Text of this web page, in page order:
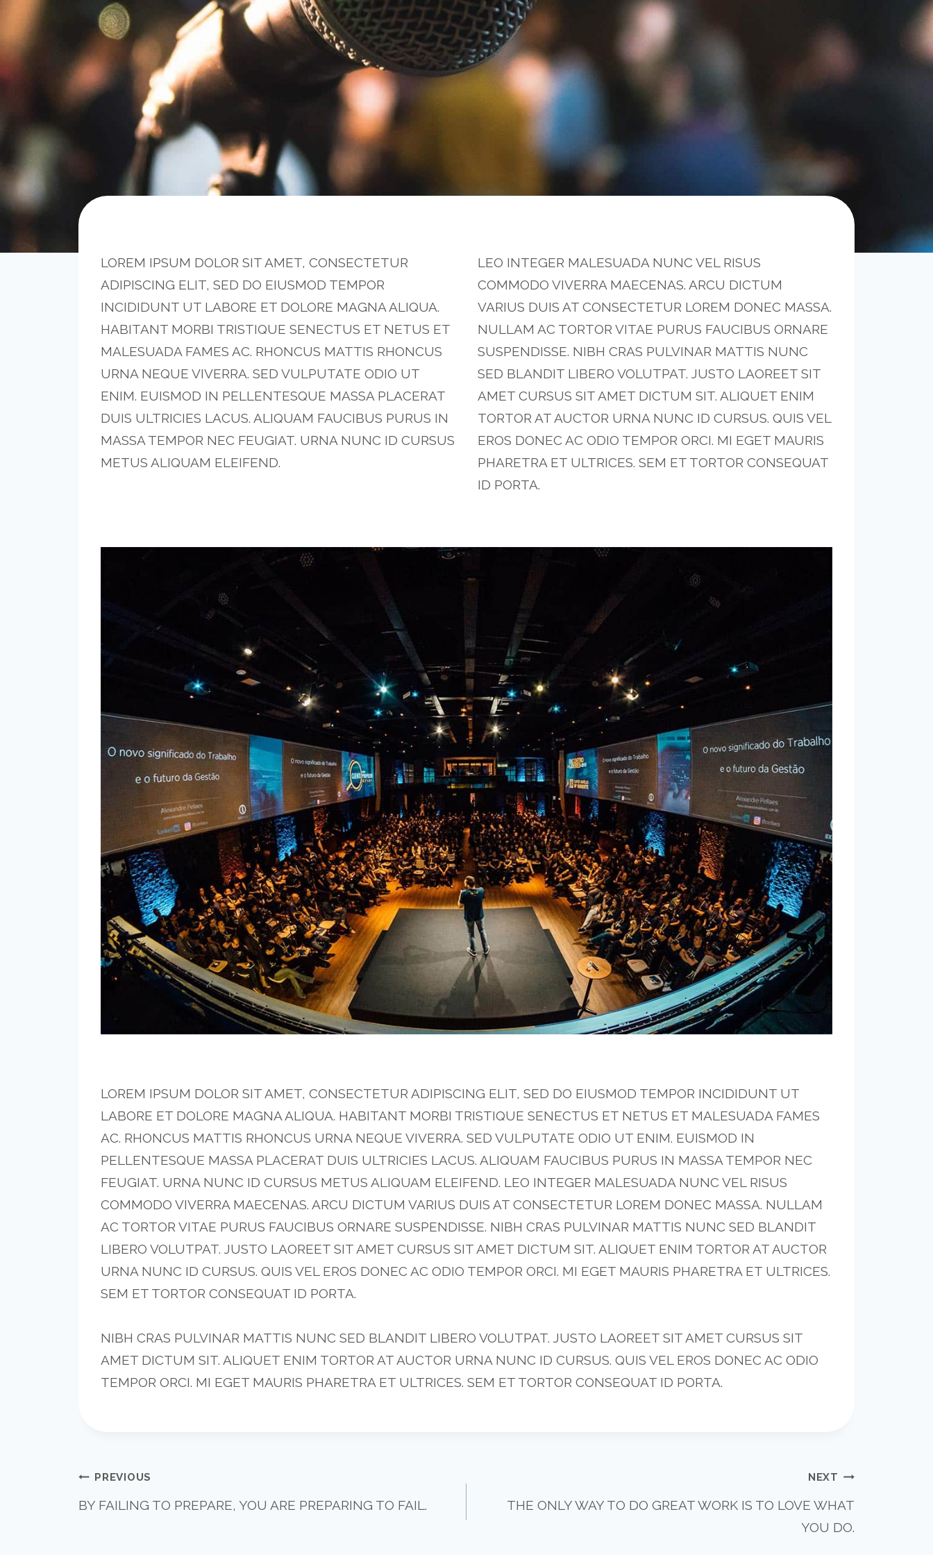
LOREM IPSUM DOLOR SIT AMET, CONSECTETUR
ADIPISCING ELIT, SED DO EIUSMOD TEMPOR
INCIDIDUNT UT LABORE ET DOLORE MAGNA ALIQUA.
HABITANT MORBI TRISTIQUE SENECTUS ET NETUS ET
MALESUADA FAMES AC. RHONCUS MATTIS RHONCUS
URNA NEQUE VIVERRA. SED VULPUTATE ODIO UT
ENIM. EUISMOD IN PELLENTESQUE MASSA PLACERAT
DUIS ULTRICIES LACUS. ALIQUAM FAUCIBUS PURUS IN
MASSA TEMPOR NEC FEUGIAT. URNA NUNC ID CURSUS
METUS ALIQUAM ELEIFEND.
LEO INTEGER MALESUADA NUNC VEL RISUS
COMMODO VIVERRA MAECENAS. ARCU DICTUM
VARIUS DUIS AT CONSECTETUR LOREM DONEC MASSA.
NULLAM AC TORTOR VITAE PURUS FAUCIBUS ORNARE
SUSPENDISSE. NIBH CRAS PULVINAR MATTIS NUNC
SED BLANDIT LIBERO VOLUTPAT. JUSTO LAOREET SIT
AMET CURSUS SIT AMET DICTUM SIT. ALIQUET ENIM
TORTOR AT AUCTOR URNA NUNC ID CURSUS. QUIS VEL
EROS DONEC AC ODIO TEMPOR ORCI. MI EGET MAURIS
PHARETRA ET ULTRICES. SEM ET TORTOR CONSEQUAT
ID PORTA.
LOREM IPSUM DOLOR SIT AMET, CONSECTETUR ADIPISCING ELIT, SED DO EIUSMOD TEMPOR INCIDIDUNT UT
LABORE ET DOLORE MAGNA ALIQUA. HABITANT MORBI TRISTIQUE SENECTUS ET NETUS ET MALESUADA FAMES
AC. RHONCUS MATTIS RHONCUS URNA NEQUE VIVERRA. SED VULPUTATE ODIO UT ENIM. EUISMOD IN
PELLENTESQUE MASSA PLACERAT DUIS ULTRICIES LACUS. ALIQUAM FAUCIBUS PURUS IN MASSA TEMPOR NEC
FEUGIAT. URNA NUNC ID CURSUS METUS ALIQUAM ELEIFEND. LEO INTEGER MALESUADA NUNC VEL RISUS
COMMODO VIVERRA MAECENAS. ARCU DICTUM VARIUS DUIS AT CONSECTETUR LOREM DONEC MASSA. NULLAM
AC TORTOR VITAE PURUS FAUCIBUS ORNARE SUSPENDISSE. NIBH CRAS PULVINAR MATTIS NUNC SED BLANDIT
LIBERO VOLUTPAT. JUSTO LAOREET SIT AMET CURSUS SIT AMET DICTUM SIT. ALIQUET ENIM TORTOR AT AUCTOR
URNA NUNC ID CURSUS. QUIS VEL EROS DONEC AC ODIO TEMPOR ORCI. MI EGET MAURIS PHARETRA ET ULTRICES.
SEM ET TORTOR CONSEQUAT ID PORTA.
NIBH CRAS PULVINAR MATTIS NUNC SED BLANDIT LIBERO VOLUTPAT. JUSTO LAOREET SIT AMET CURSUS SIT
AMET DICTUM SIT. ALIQUET ENIM TORTOR AT AUCTOR URNA NUNC ID CURSUS. QUIS VEL EROS DONEC AC ODIO
TEMPOR ORCI. MI EGET MAURIS PHARETRA ET ULTRICES. SEM ET TORTOR CONSEQUAT ID PORTA.
POST
PREVIOUS
BY FAILING TO PREPARE, YOU ARE PREPARING TO FAIL.
NEXT
THE ONLY WAY TO DO GREAT WORK IS TO LOVE WHAT
YOU DO.